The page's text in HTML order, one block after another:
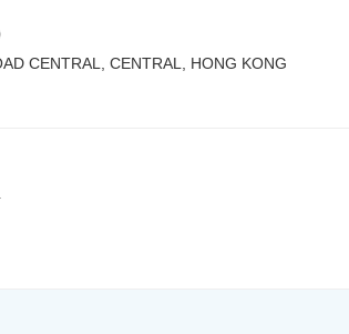
CENTRAL, CENTRAL, HONG KONG